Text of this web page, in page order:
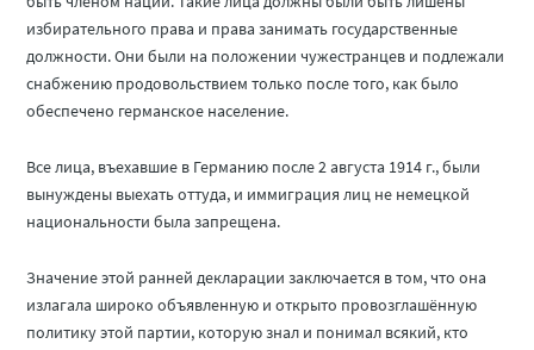
избирательного права и права занимать государственные
должности. Они были на положении чужестранцев и подлежали
снабжению продовольствием только после того, как было
обеспечено германское население.
Все лица, въехавшие в Германию после 2 августа 1914 г., были
вынуждены выехать оттуда, и иммиграция лиц не немецкой
национальности была запрещена.
Значение этой ранней декларации заключается в том, что она
излагала широко объявленную и открыто провозглашённую
политику этой партии, которую знал и понимал всякий, кто